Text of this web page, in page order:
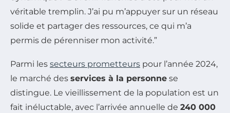
véritable tremplin. J’ai pu m’appuyer sur un réseau
solide et partager des ressources, ce qui m’a
permis de pérenniser mon activité.”
Parmi les secteurs prometteurs pour l’année 2024,
le marché des services à la personne se
distingue. Le vieillissement de la population est un
fait inéluctable, avec l’arrivée annuelle de 240 000